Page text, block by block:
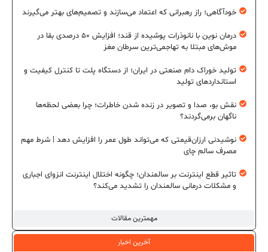
مهمترین مقالات
خودآگاهی؛ راز رهبرانی که اعتماد می‌سازند و تصمیم‌های بهتر می‌گیرند
درمان نوین با نانوذرات پوشیده از قند؛ افزایش ۵۰ درصدی بقا در
موش‌های مبتلا به تهاجمی‌ترین سرطان مغز
تولید خوراک دام صنعتی در ایران؛ از دستگاه پلت تا کنترل کیفیت و
استانداردهای تولید
نقش بو، صدا و تصویر در زنده شدن خاطرات؛ چرا بعضی لحظه‌ها
ناگهان برمی‌گردند؟
نوشیدنی ارزان‌قیمتی که می‌تواند طول عمر را افزایش دهد | شرط مهم
مصرف سالم چای
تاثیر قطع اینترنت بر سالمندان؛ چگونه اختلال اینترنت انزوای اجباری
و مشکلات درمانی سالمندان را تشدید می‌کند؟
آخرین اخبار